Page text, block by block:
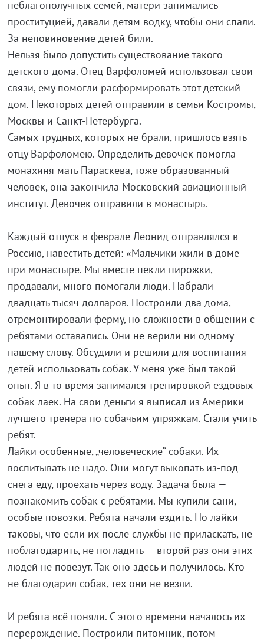
неблагополучных семей, матери занимались
проституцией, давали детям водку, чтобы они спали.
За неповиновение детей били.
Нельзя было допустить существование такого
детского дома. Отец Варфоломей использовал свои
связи, ему помогли расформировать этот детский
дом. Некоторых детей отправили в семьи Костромы,
Москвы и Санкт-Петербурга.
Самых трудных, которых не брали, пришлось взять
отцу Варфоломею. Определить девочек помогла
монахиня мать Параскева, тоже образованный
человек, она закончила Московский авиационный
институт. Девочек отправили в монастырь.
Каждый отпуск в феврале Леонид отправлялся в
Россию, навестить детей: «Мальчики жили в доме
при монастыре. Мы вместе пекли пирожки,
продавали, много помогали люди. Набрали
двадцать тысяч долларов. Построили два дома,
отремонтировали ферму, но сложности в общении с
ребятами оставались. Они не верили ни одному
нашему слову. Обсудили и решили для воспитания
детей использовать собак. У меня уже был такой
опыт. Я в то время занимался тренировкой ездовых
собак-лаек. На свои деньги я выписал из Америки
лучшего тренера по собачьим упряжкам. Стали учить
ребят.
Лайки особенные, „человеческие“ собаки. Их
воспитывать не надо. Они могут выкопать из-под
снега еду, проехать через воду. Задача была —
познакомить собак с ребятами. Мы купили сани,
особые повозки. Ребята начали ездить. Но лайки
таковы, что если их после службы не приласкать, не
поблагодарить, не погладить — второй раз они этих
людей не повезут. Так оно здесь и получилось. Кто
не благодарил собак, тех они не везли.
И ребята всё поняли. С этого времени началось их
перерождение. Построили питомник, потом